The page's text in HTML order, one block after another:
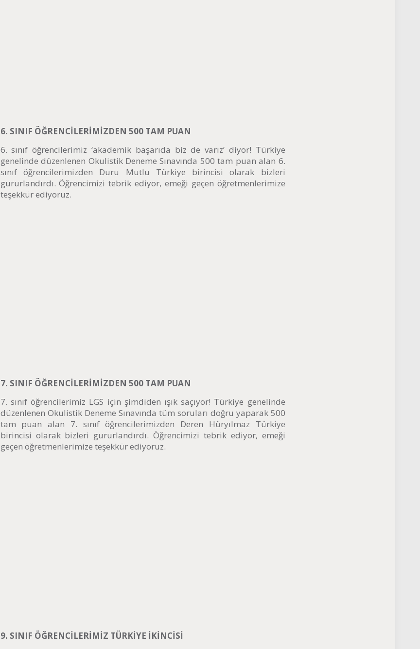
6. SINIF ÖĞRENCİLERİMİZDEN 500 TAM PUAN
6. sınıf öğrencilerimiz ‘akademik başarıda biz de varız’ diyor! Türkiye
genelinde düzenlenen Okulistik Deneme Sınavında 500 tam puan alan 6.
sınıf öğrencilerimizden Duru Mutlu Türkiye birincisi olarak bizleri
gururlandırdı. Öğrencimizi tebrik ediyor, emeği geçen öğretmenlerimize
teşekkür ediyoruz.
7. SINIF ÖĞRENCİLERİMİZDEN 500 TAM PUAN
7. sınıf öğrencilerimiz LGS için şimdiden ışık saçıyor! Türkiye genelinde
düzenlenen Okulistik Deneme Sınavında tüm soruları doğru yaparak 500
tam puan alan 7. sınıf öğrencilerimizden Deren Hüryılmaz Türkiye
birincisi olarak bizleri gururlandırdı. Öğrencimizi tebrik ediyor, emeği
geçen öğretmenlerimize teşekkür ediyoruz.
9. SINIF ÖĞRENCİLERİMİZ TÜRKİYE İKİNCİSİ